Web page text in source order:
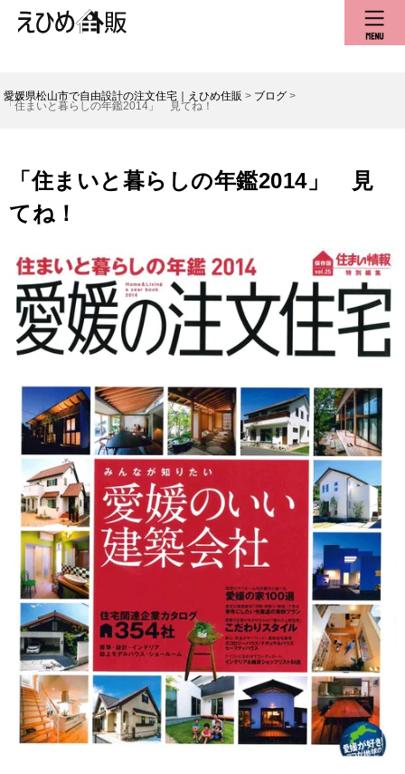
愛媛県松山市で自由設計の注文住宅｜えひめ住販 > ブログ >
「住まいと暮らしの年鑑2014」 見てね！
「住まいと暮らしの年鑑2014」 見
てね！